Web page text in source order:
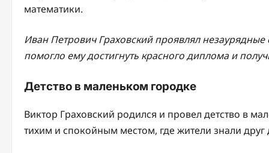
математики.
Иван Петрович Граховский проявлял незаурядные
помогло ему достигнуть красного диплома и
Детство в маленьком городке
Виктор Граховский родился и провел детство в
тихим и спокойным местом, где жители знали друг